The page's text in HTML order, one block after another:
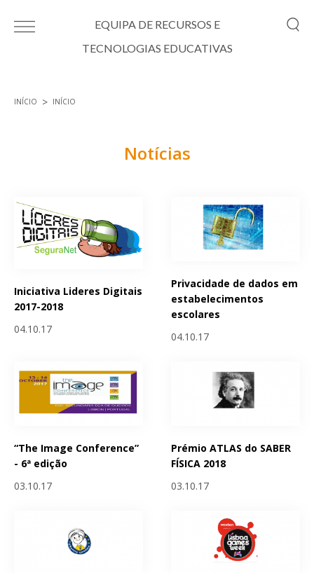
EQUIPA DE RECURSOS E
TECNOLOGIAS EDUCATIVAS
INÍCIO INÍCIO
Notícias
Iniciativa Lideres Digitais
2017-2018
04.10.17
Privacidade de dados em
estabelecimentos
escolares
04.10.17
“The Image Conference”
- 6ª edição
03.10.17
Prémio ATLAS do SABER
FÍSICA 2018
03.10.17
Páginas